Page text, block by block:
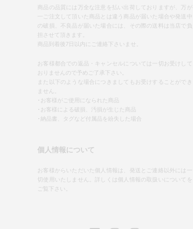
商品の品質には万全な注意を払い出荷しておりますが、万が
一ご注文して頂いた商品とは違う商品が届いた場合や発送中
の破損、不良品が届いた場合には、その際の送料は当店で負
担させて頂きます。
商品到着後7日以内にご連絡下さいませ。
お客様都合での返品・キャンセルについては一切お受けして
おりませんので予めご了承下さい。
また以下のような場合につきましてもお受けすることができ
ません。
･お客様がご使用になられた商品
･お客様による破損、汚損が生じた商品
･納品書、タグなど付属品を紛失した場合
個人情報について
お客様からいただいた個人情報は、発送とご連絡以外には一
切使用いたしません。詳しくは個人情報の取扱いについてを
ご覧下さい。